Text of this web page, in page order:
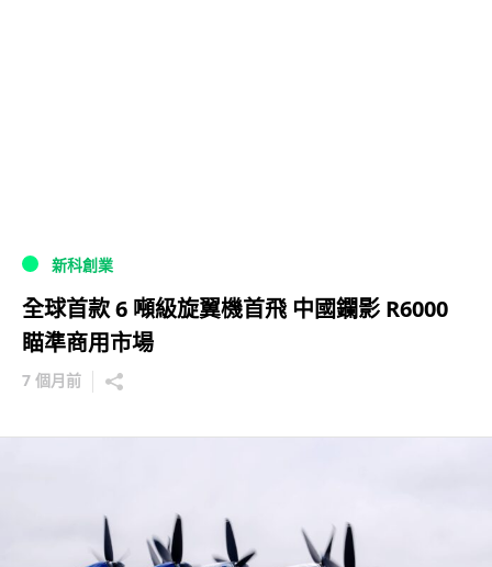
新科創業
全球首款 6 噸級旋翼機首飛 中國鑭影 R6000
瞄準商用市場
7 個月前